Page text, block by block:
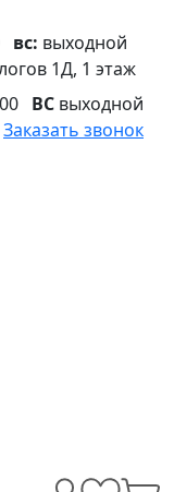
вс: выходной
1Д, 1 этаж
ВС выходной
Заказать звонок